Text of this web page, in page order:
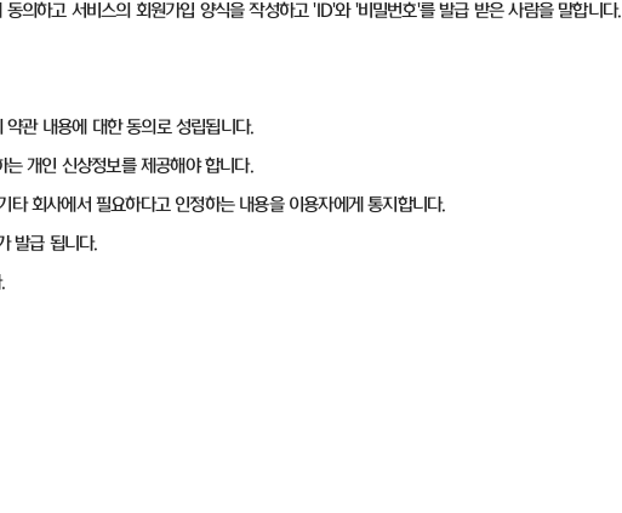
의하고 서비스의 회원가입 양식을 작성하고 'ID'와 '비밀번호'를 발급 받은 사람을 말합니다.
관 내용에 대한 동의로 성립됩니다.
개인 신상정보를 제공해야 합니다.
회사에서 필요하다고 인정하는 내용을 이용자에게 통지합니다.
발급 됩니다.